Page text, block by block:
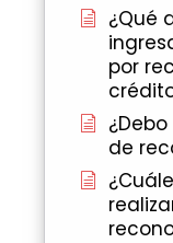
¿Qué
por
de